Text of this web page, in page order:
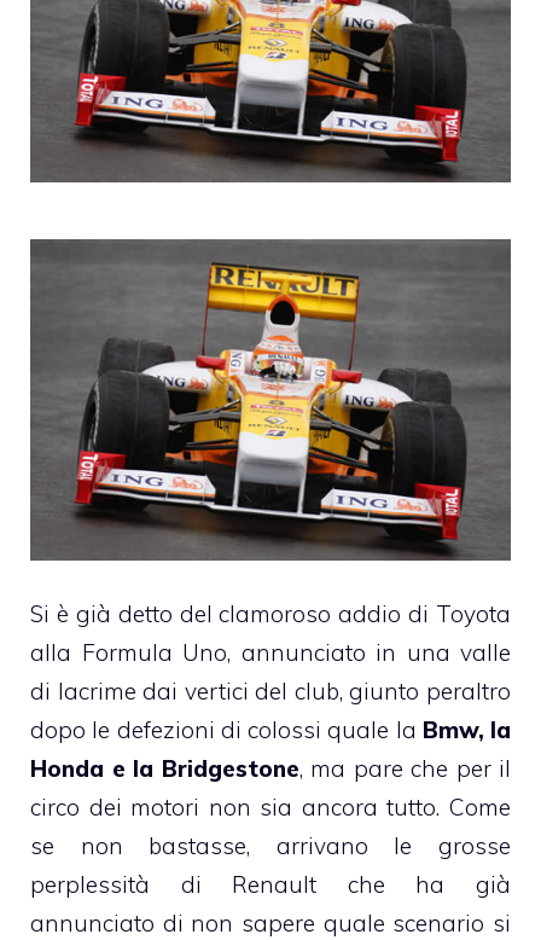
Si è già detto delclamoroso addio di Toyota
alla Formula Uno, annunciato in una valle
di lacrime dai vertici del club, giunto peraltro
dopo le defezioni di colossi quale la Bmw, la
Honda e la Bridgestone, ma pare che per il
circo dei motori non sia ancora tutto. Come
se non bastasse, arrivano le grosse
perplessità di Renault che ha già
annunciato di non sapere quale scenario si